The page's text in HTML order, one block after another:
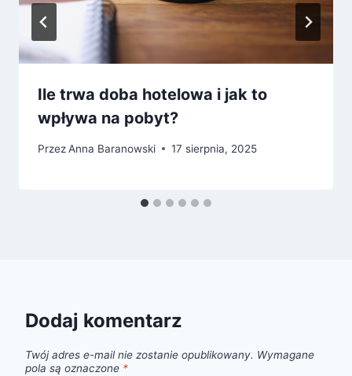
Ile trwa doba hotelowa i jak to
wpływa na pobyt?
PrzezAnna Baranowski 17 sierpnia, 2025
Dodaj komentarz
Twój adres e-mail nie zostanie opublikowany. Wymagane
pola są oznaczone *